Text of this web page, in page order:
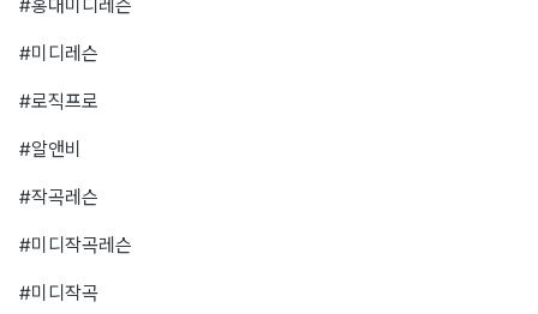
#홍대미디레슨
#미디레슨
#로직프로
#알앤비
#작곡레슨
#미디작곡레슨
#미디작곡